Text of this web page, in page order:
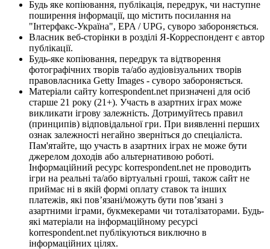
Будь яке копіювання, публікація, передрук, чи наступне
поширення інформації, що містить посилання на
"Інтерфакс-Україна", EPA / UPG, суворо забороняється.
Власник веб-сторінки в розділі Я-Корреспондент є автор
публікації.
Будь-яке копіювання, передрук та відтворення
фотографічних творів та/або аудіовізуальних творів
правовласника Getty Images - суворо забороняється.
Матеріали сайту korrespondent.net призначені для осіб
старше 21 року (21+). Участь в азартних іграх може
викликати ігрову залежність. Дотримуйтесь правил
(принципів) відповідальної гри. При виявленні перших
ознак залежності негайно зверніться до спеціаліста.
Пам'ятайте, що участь в азартних іграх не може бути
джерелом доходів або альтернативою роботі.
Інформаційний ресурс korrespondent.net не проводить
ігри на реальні та/або віртуальні гроші, також сайт не
приймає ні в якій формі оплату ставок та інших
платежів, які пов’язані/можуть бути пов’язані з
азартними іграми, букмекерами чи тоталізаторами. Будь-
які матеріали на інформаційному ресурсі
korrespondent.net публікуються виключно в
інформаційних цілях.